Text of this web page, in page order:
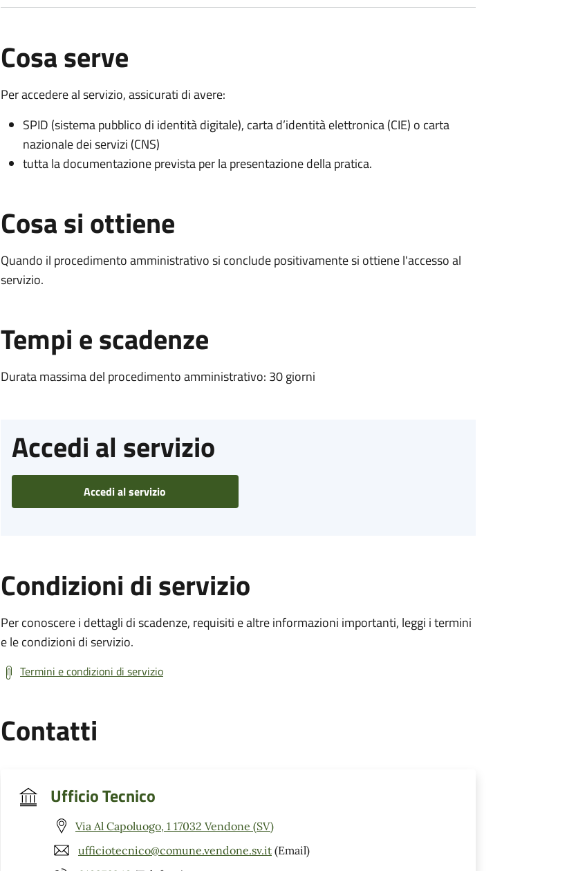
Cosa serve
Per accedere al servizio, assicurati di avere:
SPID (sistema pubblico di identità digitale), carta d’identità elettronica (CIE) o carta
nazionale dei servizi (CNS)
tutta la documentazione prevista per la presentazione della pratica.
Cosa si ottiene
Quando il procedimento amministrativo si conclude positivamente si ottiene l'accesso al
servizio.
Tempi e scadenze
Durata massima del procedimento amministrativo: 30 giorni
Accedi al servizio
Accedi al servizio
Condizioni di servizio
Per conoscere i dettagli di scadenze, requisiti e altre informazioni importanti, leggi i termini
e le condizioni di servizio.
Termini e condizioni di servizio
Contatti
Ufficio Tecnico
Via Al Capoluogo, 1 17032 Vendone (SV)
ufficiotecnico@comune.vendone.sv.it (Email)